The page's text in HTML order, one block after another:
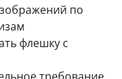
по
флешку с
требование